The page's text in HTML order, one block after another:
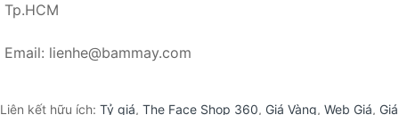
Tp.HCM
Email: lienhe@bammay.com
Liên kết hữu ích: Tỷ giá, The Face Shop 360, Giá Vàng, Web Giá, Giá